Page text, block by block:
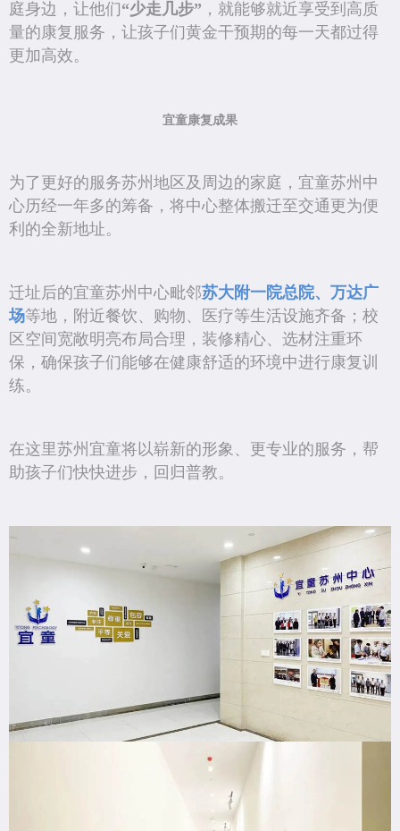
庭身边，让他们“少走几步” ，就能够就近享受到高质
量的康复服务，让孩子们黄金干预期的每一天都过得
更加高效。
宜童康复成果
为了更好的服务苏州地区及周边的家庭，宜童苏州中
心历经一年多的筹备，将中心整体搬迁至交通更为便
利的全新地址。
迁址后的宜童苏州中心毗邻苏大附一院总院、万达广
场等地，附近餐饮、购物、医疗等生活设施齐备；校
区空间宽敞明亮布局合理，装修精心、选材注重环
保，确保孩子们能够在健康舒适的环境中进行康复训
练。
在这里苏州宜童将以崭新的形象、更专业的服务，帮
助孩子们快快进步，回归普教。